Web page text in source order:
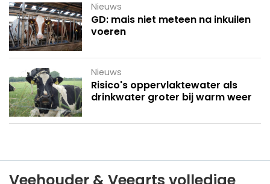
Nieuws
GD: mais niet meteen na inkuilen
voeren
Nieuws
Risico's oppervlaktewater als
drinkwater groter bij warm weer
Veehouder & Veearts volledige